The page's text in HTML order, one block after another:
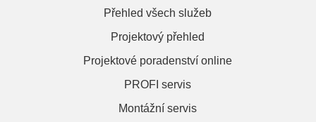
Přehled všech služeb
Projektový přehled
Projektové poradenství online
PROFI servis
Montážní servis